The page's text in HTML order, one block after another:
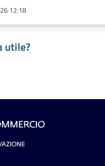
12:18
utile?